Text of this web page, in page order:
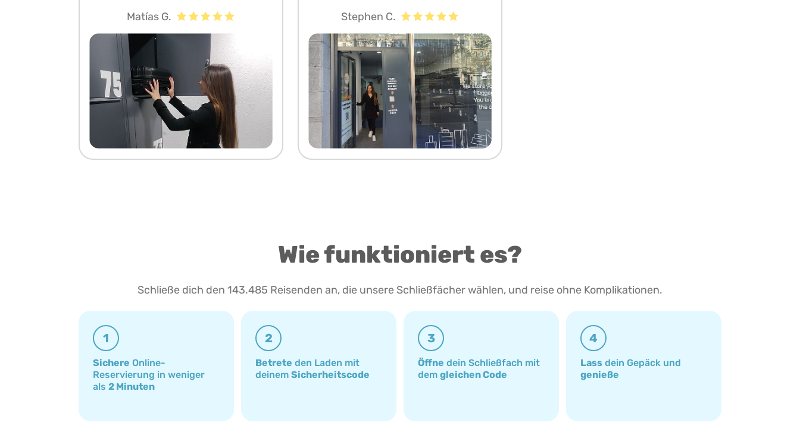
Matías G.
Stephen C.
Wie funktioniert es?
Schließe dich den 143.485 Reisenden an, die unsere Schließfächer wählen, und reise ohne Komplikationen.
1
Sichere Online-
Reservierung in weniger
als 2 Minuten
2
Betrete den Laden mit
deinem Sicherheitscode
3
Öffne dein Schließfach mit
dem gleichen Code
4
Lass dein Gepäck und
genieße